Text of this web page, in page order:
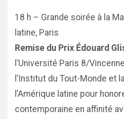
18 h – Grande soirée à la
latine, Paris
Remise du Prix Édouard
l’Université Paris 8/
l’Institut du Tout-Monde et
l’Amérique latine pour
contemporaine en affinité